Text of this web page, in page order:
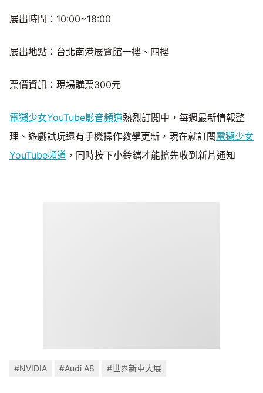
展出時間：10:00~18:00
展出地點：台北南港展覽館一樓、四樓
票價資訊：現場購票300元
電獺少女YouTube影音頻道熱烈訂閱中，每週最新情報整
理、遊戲試玩還有手機操作教學更新，現在就訂閱電獺少女
YouTube頻道 ，同時按下小鈴鐺才能搶先收到新片通知
#NVIDIA #Audi A8 #世界新車大展